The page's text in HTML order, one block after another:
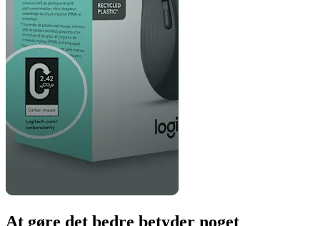
At gøre det bedre betyder noget